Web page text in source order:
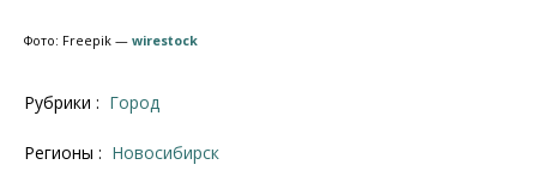
Фото: Freepik — wirestock
Рубрики : Город
Регионы : Новосибирск